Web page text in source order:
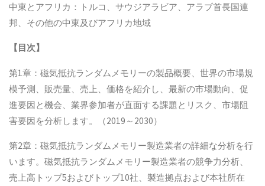
中東とアフリカ：トルコ、サウジアラビア、アラブ首長国連
邦、その他の中東及びアフリカ地域
【 目次】
第1章：磁気抵抗ランダムメモリーの製品概要、世界の市場規
模予測、販売量、売上、価格を紹介し、最新の市場動向、促
進要因と機会、業界参加者が直面する課題とリスク、市場阻
害要因を分析します。（2019～2030）
第2章：磁気抵抗ランダムメモリー製造業者の詳細な分析を行
います。磁気抵抗ランダムメモリー製造業者の競争力分析、
売上高トップ5およびトップ10社、製造拠点および本社所在